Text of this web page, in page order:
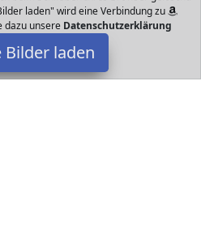
laden" wird eine Verbindung zu
dazu unsere Datenschutzerklärung
Bilder laden